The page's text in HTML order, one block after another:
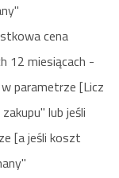
cena
12 miesiącach -
parametrze [Licz
lub jeśli
[a jeśli koszt